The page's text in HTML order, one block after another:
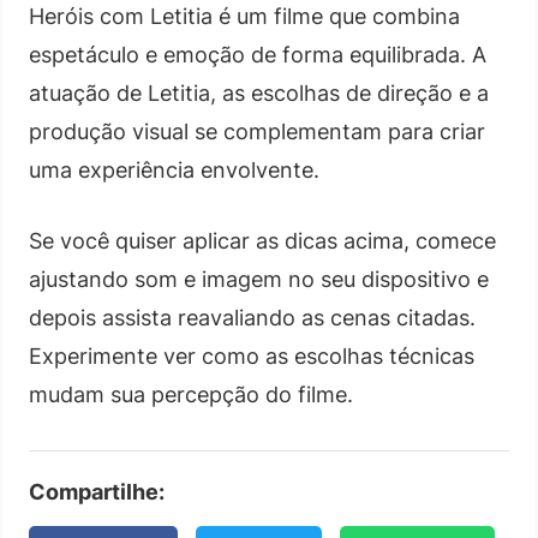
Heróis com Letitia é um filme que combina
espetáculo e emoção de forma equilibrada. A
atuação de Letitia, as escolhas de direção e a
produção visual se complementam para criar
uma experiência envolvente.
Se você quiser aplicar as dicas acima, comece
ajustando som e imagem no seu dispositivo e
depois assista reavaliando as cenas citadas.
Experimente ver como as escolhas técnicas
mudam sua percepção do filme.
Compartilhe: